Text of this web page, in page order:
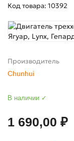
Код товара: 10392
Производитель
Chunhui
В наличии ✓
1 690,00 ₽